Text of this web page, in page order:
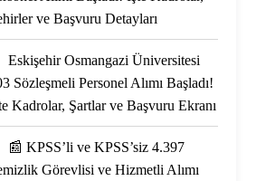
ve Başvuru Detayları
Eskişehir Osmangazi Üniversitesi
Sözleşmeli Personel Alımı Başladı!
Kadrolar, Şartlar ve Başvuru Ekranı
📰 KPSS’li ve KPSS’siz 4.397
Görevlisi ve Hizmetli Alımı